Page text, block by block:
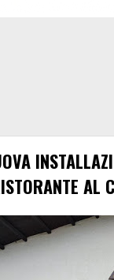
AL